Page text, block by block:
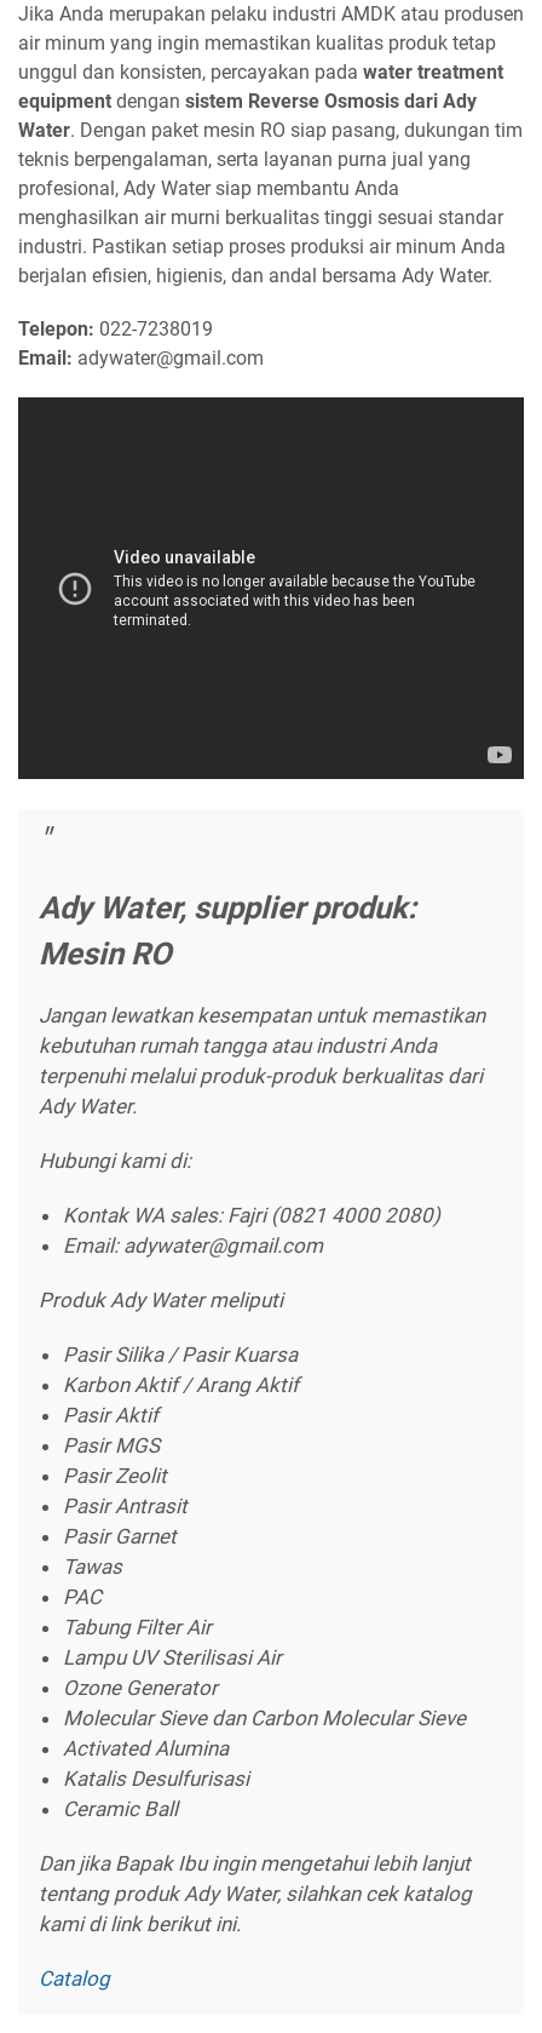
Jika Anda merupakan pelaku industri AMDK atau produsen
air minum yang ingin memastikan kualitas produk tetap
unggul dan konsisten, percayakan pada water treatment
equipment dengan sistem Reverse Osmosis dari Ady
Water. Dengan paket mesin RO siap pasang, dukungan tim
teknis berpengalaman, serta layanan purna jual yang
profesional, Ady Water siap membantu Anda
menghasilkan air murni berkualitas tinggi sesuai standar
industri. Pastikan setiap proses produksi air minum Anda
berjalan efisien, higienis, dan andal bersama Ady Water.
Telepon: 022-7238019
Email: adywater@gmail.com
Ady Water, supplier produk:
Mesin RO
Jangan lewatkan kesempatan untuk memastikan
kebutuhan rumah tangga atau industri Anda
terpenuhi melalui produk-produk berkualitas dari
Ady Water.
Hubungi kami di:
Kontak WA sales: Fajri (0821 4000 2080)
Email: adywater@gmail.com
Produk Ady Water meliputi
Pasir Silika / Pasir Kuarsa
Karbon Aktif / Arang Aktif
Pasir Aktif
Pasir MGS
Pasir Zeolit
Pasir Antrasit
Pasir Garnet
Tawas
PAC
Tabung Filter Air
Lampu UV Sterilisasi Air
Ozone Generator
Molecular Sieve dan Carbon Molecular Sieve
Activated Alumina
Katalis Desulfurisasi
Ceramic Ball
Dan jika Bapak Ibu ingin mengetahui lebih lanjut
tentang produk Ady Water, silahkan cek katalog
kami di link berikut ini.
Catalog